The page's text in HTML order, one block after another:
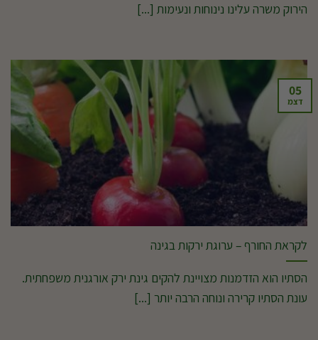
הירוק משרה עלינו נינוחות ונעימות [...]
לקראת החורף – ערוגת ירקות בגינה
הסתיו הוא הזדמנות מצויינת להקים גינת ירק אורגנית משפחתית.
עונת הסתיו קרירה ונוחה הרבה יותר [...]
05
דצמ